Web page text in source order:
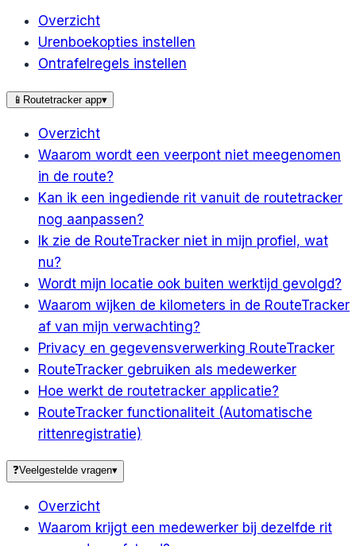
Overzicht
Urenboekopties instellen
Ontrafelregels instellen
📱 Routetracker app▾
Overzicht
Waarom wordt een veerpont niet meegenomen
in de route?
Kan ik een ingediende rit vanuit de routetracker
nog aanpassen?
Ik zie de RouteTracker niet in mijn profiel, wat
nu?
Wordt mijn locatie ook buiten werktijd gevolgd?
Waarom wijken de kilometers in de RouteTracker
af van mijn verwachting?
Privacy en gegevensverwerking RouteTracker
RouteTracker gebruiken als medewerker
Hoe werkt de routetracker applicatie?
RouteTracker functionaliteit (Automatische
rittenregistratie)
❓Veelgestelde vragen▾
Overzicht
Waarom krijgt een medewerker bij dezelfde rit